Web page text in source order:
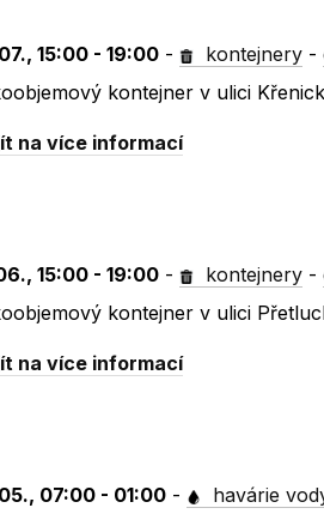
15:00 - 19:00 - kontejnery -
kontejner v ulici
na více informací
15:00 - 19:00 - kontejnery -
kontejner v ulici
na více informací
07:00 - 01:00 - havárie